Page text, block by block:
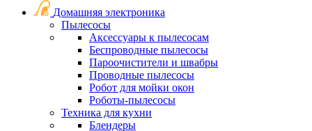
Домашняя электроника
Пылесосы
Аксессуары к пылесосам
Беспроводные пылесосы
Пароочистители и швабры
Проводные пылесосы
Робот для мойки окон
Роботы-пылесосы
Техника для кухни
Блендеры